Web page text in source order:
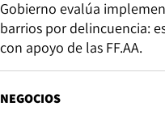
Gobierno evalúa
barrios por delincuencia:
con apoyo de las FF.AA.
NEGOCIOS